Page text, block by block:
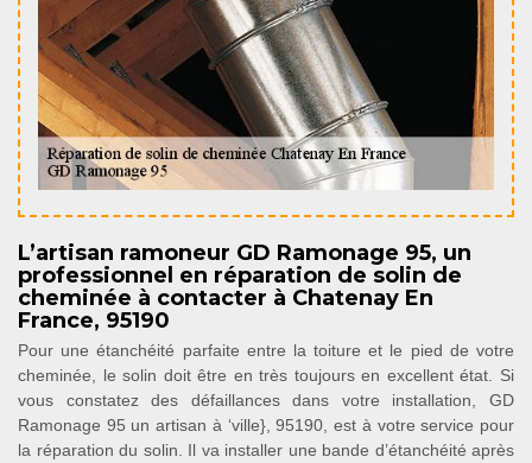
L’artisan ramoneur GD Ramonage 95, un
professionnel en réparation de solin de
cheminée à contacter à Chatenay En
France, 95190
Pour une étanchéité parfaite entre la toiture et le pied de votre
cheminée, le solin doit être en très toujours en excellent état. Si
vous constatez des défaillances dans votre installation, GD
Ramonage 95 un artisan à ‘ville}, 95190, est à votre service pour
la réparation du solin. Il va installer une bande d’étanchéité après